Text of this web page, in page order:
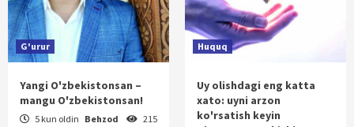
G'urur
Yangi O'zbekistonsan –
mangu O'zbekistonsan!
5 kun oldin Behzod 215
Huquq
Uy olishdagi eng katta
xato: uyni arzon
ko'rsatish keyin